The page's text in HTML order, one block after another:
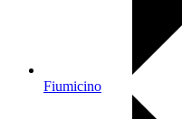
Fiumicino